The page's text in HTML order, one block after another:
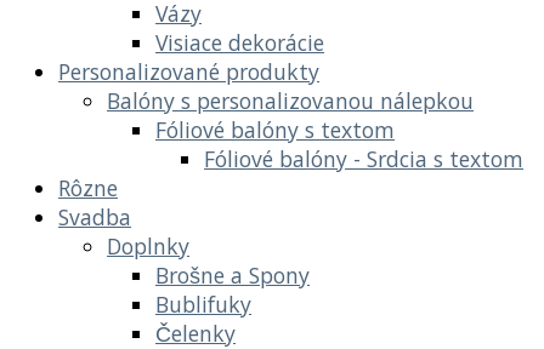
Vázy
Visiace dekorácie
Personalizované produkty
Balóny s personalizovanou nálepkou
Fóliové balóny s textom
Fóliové balóny - Srdcia s textom
Rôzne
Svadba
Doplnky
Brošne a Spony
Bublifuky
Čelenky